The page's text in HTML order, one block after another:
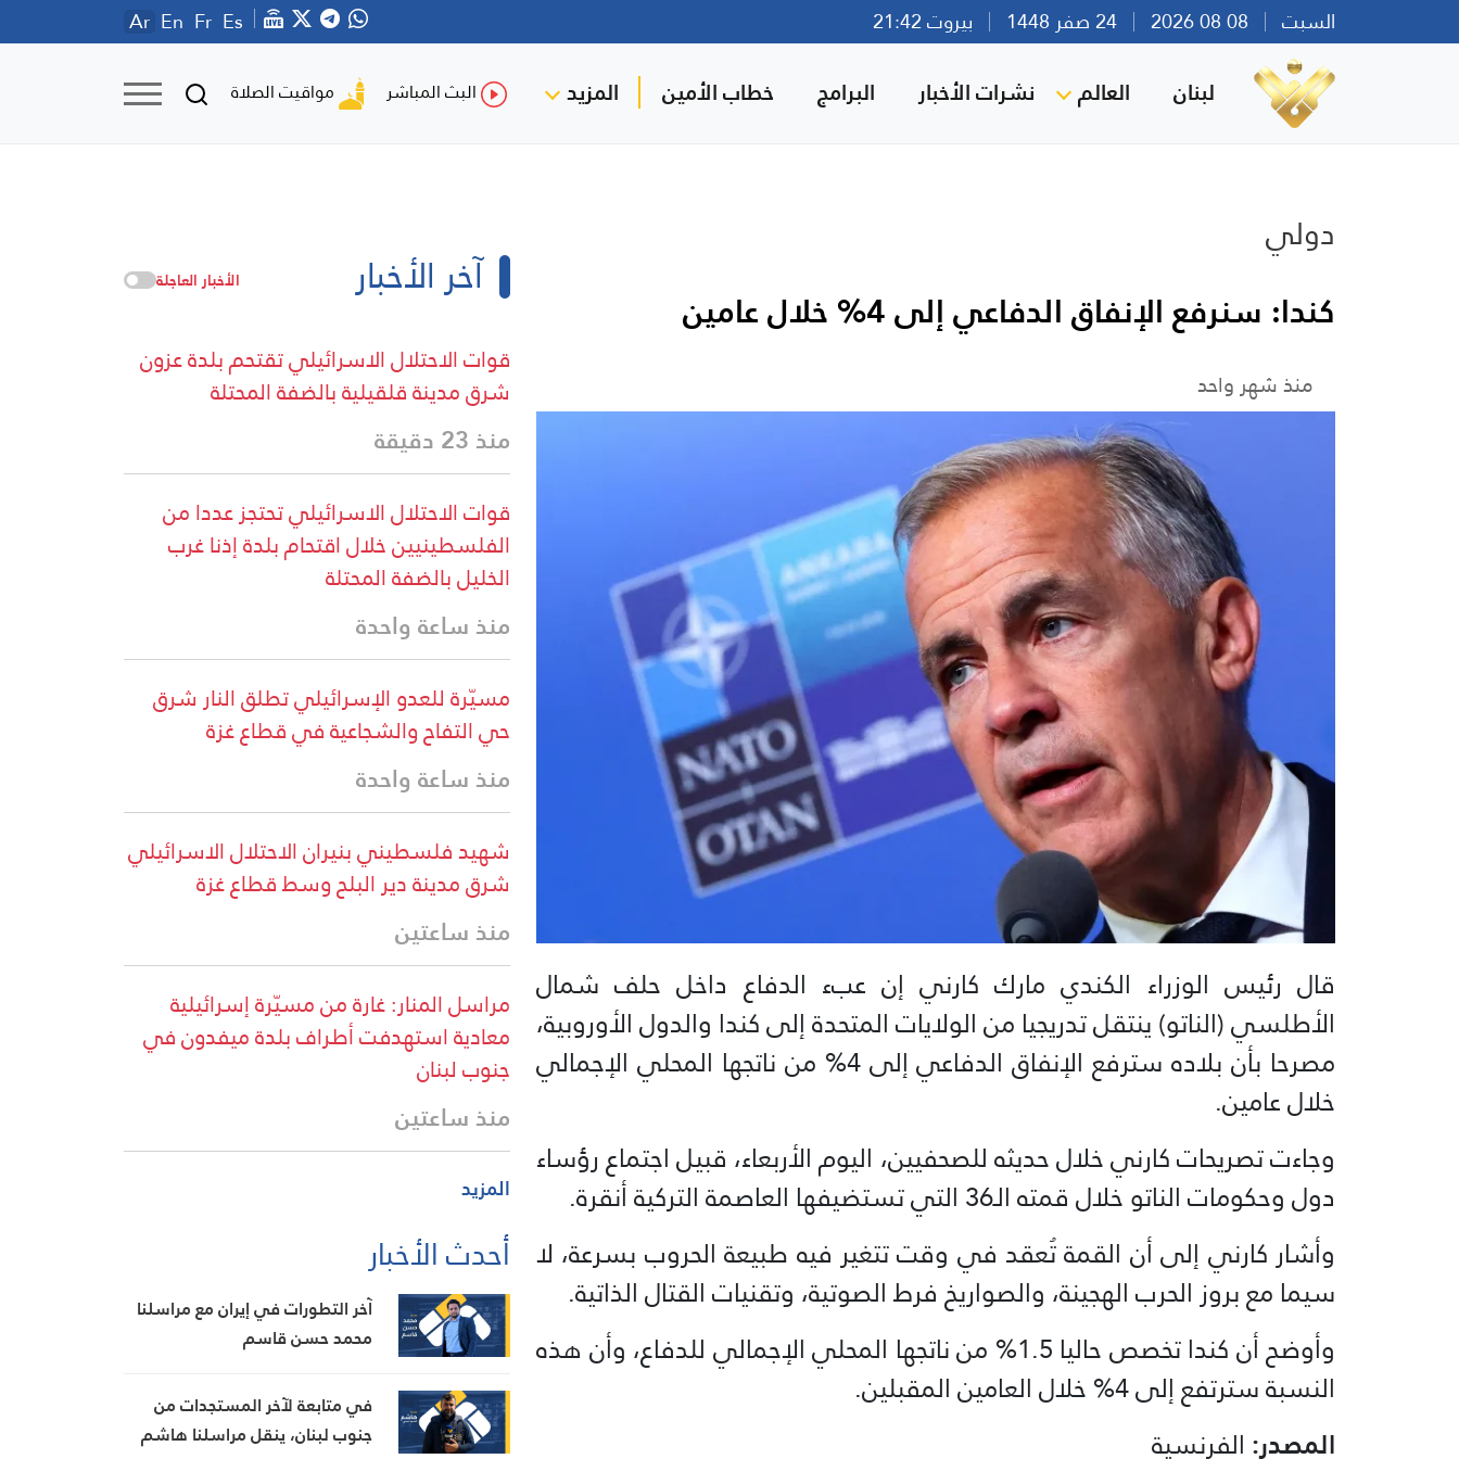
السبت بيروت 21:42 Ar En Fr Es
لبنان العالم نشرات الأخبار البرامج خطاب الأمين المزيد البث المباشر مواقيت الصلاة
دولي
كندا: سنرفع الإنفاق الدفاعي إلى 4% خلال عامين
منذ شهر واحد
قال رئيس الوزراء الكندي مارك كارني إن عبء الدفاع داخل حلف شمال
الأطلسي (الناتو) ينتقل تدريجيا من الولايات المتحدة إلى كندا والدول الأوروبية،
مصرحا بأن بلاده سترفع الإنفاق الدفاعي إلى 4% من ناتجها المحلي الإجمالي
خلال عامين.
وجاءت تصريحات كارني خلال حديثه للصحفيين، اليوم الأربعاء، قبيل اجتماع رؤساء
دول وحكومات الناتو خلال قمته الـ36 التي تستضيفها العاصمة التركية أنقرة.
وأشار كارني إلى أن القمة تُعقد في وقت تتغير فيه طبيعة الحروب بسرعة، لا
سيما مع بروز الحرب الهجينة، والصواريخ فرط الصوتية، وتقنيات القتال الذاتية.
وأوضح أن كندا تخصص حاليا 1.5% من ناتجها المحلي الإجمالي للدفاع، وأن هذه
النسبة سترتفع إلى 4% خلال العامين المقبلين.
المصدر: الفرنسية
آخر الأخبار الأخبار العاجلة
قوات الاحتلال الاسرائيلي تقتحم بلدة عزون
شرق مدينة قلقيلية بالضفة المحتلة
منذ 23 دقيقة
قوات الاحتلال الاسرائيلي تحتجز عددا من
الفلسطينيين خلال اقتحام بلدة إذنا غرب
الخليل بالضفة المحتلة
منذ ساعة واحدة
مسيّرة للعدو الإسرائيلي تطلق النار شرق
حي التفاح والشجاعية في قطاع غزة
منذ ساعة واحدة
شهيد فلسطيني بنيران الاحتلال الاسرائيلي
شرق مدينة دير البلح وسط قطاع غزة
منذ ساعتين
مراسل المنار: غارة من مسيّرة إسرائيلية
معادية استهدفت أطراف بلدة ميفدون في
جنوب لبنان
منذ ساعتين
المزيد
أحدث الأخبار
آخر التطورات في إيران مع مراسلنا
محمد حسن قاسم
في متابعة لآخر المستجدات من
جنوب لبنان، ينقل مراسلنا هاشم